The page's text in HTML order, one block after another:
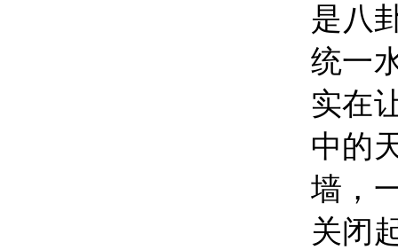
是八
统一
实在
中的
墙，
关闭